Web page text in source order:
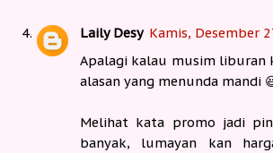
Laily Desy Kamis, Desember
Apalagi kalau musim liburan
alasan yang menunda mandi
Melihat kata promo jadi
banyak, lumayan kan